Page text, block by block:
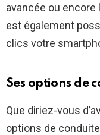
avancée ou encore
est également
clics votre
Ses options de
Que diriez-vous
options de conduite